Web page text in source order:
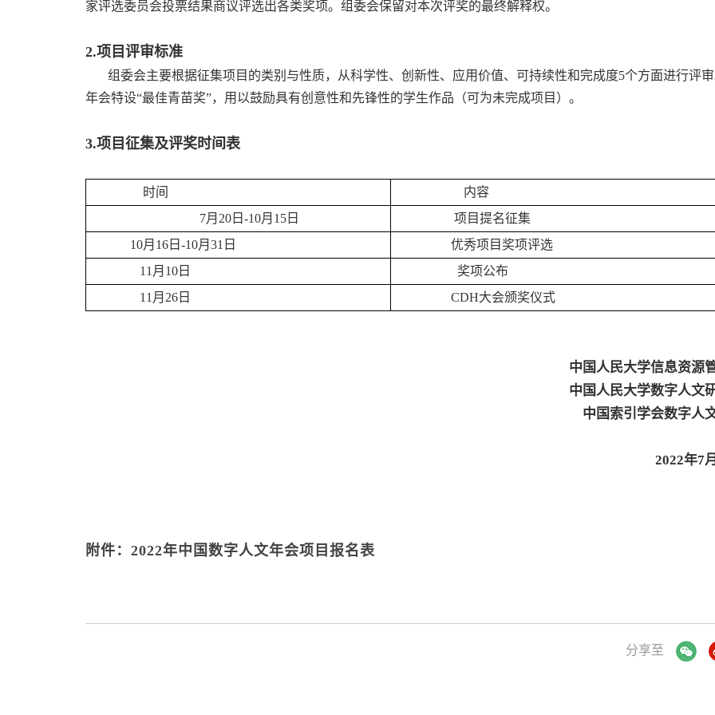
家评选委员会投票结果商议评选出各类奖项。组委会保留对本次评奖的最终解释权。
2.项目评审标准
组委会主要根据征集项目的类别与性质，从科学性、创新性、应用价值、可持续性和完成度5个方面进行评
年会特设“最佳青苗奖”，用以鼓励具有创意性和先锋性的学生作品（可为未完成项目）。
3.项目征集及评奖时间表
时间
内容
7月20日-10月15日
项目提名征集
10月16日-10月31日
优秀项目奖项评选
11月10日
奖项公布
11月26日
CDH大会颁奖仪式
中国人民大学信息资源
中国人民大学数字人文
中国索引学会数字人
2022年7
附件：2022年中国数字人文年会项目报名表
分享至